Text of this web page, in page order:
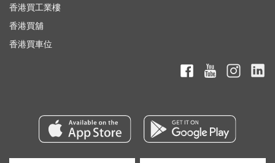
香港買工業樓
香港買舖
香港買車位